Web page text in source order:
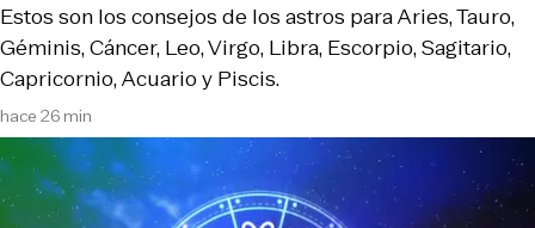
hace 26 min
Estos son los consejos de los astros para Aries, Tauro,
Géminis, Cáncer, Leo, Virgo, Libra, Escorpio, Sagitario,
Capricornio, Acuario y Piscis.